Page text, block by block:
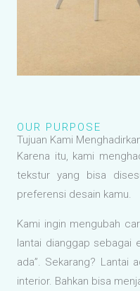
OUR PURPOSE
Tujuan Kami
Karena itu, kami
tekstur yang bisa
preferensi desain kamu.
Kami ingin mengubah
lantai dianggap sebagai
ada”. Sekarang? Lantai
interior. Bahkan bisa